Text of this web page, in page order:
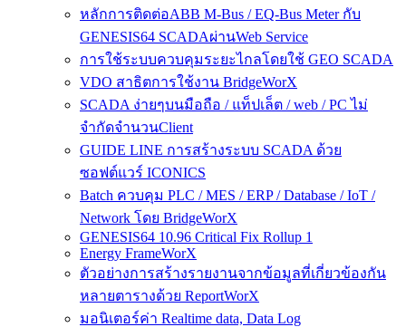
หลักการติดต่อABB M-Bus / EQ-Bus Meter กับ
GENESIS64 SCADAผ่านWeb Service
การใช้ระบบควบคุมระยะไกลโดยใช้ GEO SCADA
VDO สาธิตการใช้งาน BridgeWorX
SCADA ง่ายๆบนมือถือ / แท็ปเล็ต / web / PC ไม่
จำกัดจำนวนClient
GUIDE LINE การสร้างระบบ SCADA ด้วย
ซอฟต์แวร์ ICONICS
Batch ควบคุม PLC / MES / ERP / Database / IoT /
Network โดย BridgeWorX
GENESIS64 10.96 Critical Fix Rollup 1
Energy FrameWorX
ตัวอย่างการสร้างรายงานจากข้อมูลที่เกี่ยวข้องกัน
หลายตารางด้วย ReportWorX
มอนิเตอร์ค่า Realtime data, Data Log